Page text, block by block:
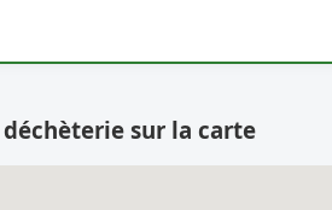
sur la carte